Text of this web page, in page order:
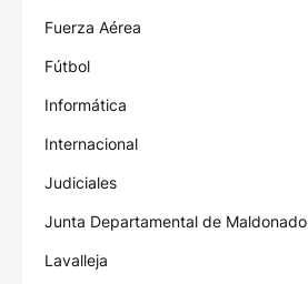
Fuerza Aérea
Fútbol
Informática
Internacional
Judiciales
Junta Departamental de Maldonado
Lavalleja